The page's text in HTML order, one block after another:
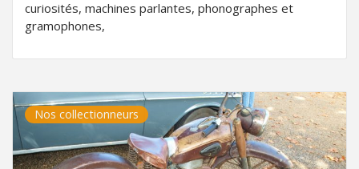
curiosités, machines parlantes, phonographes et
gramophones,
Nos collectionneurs